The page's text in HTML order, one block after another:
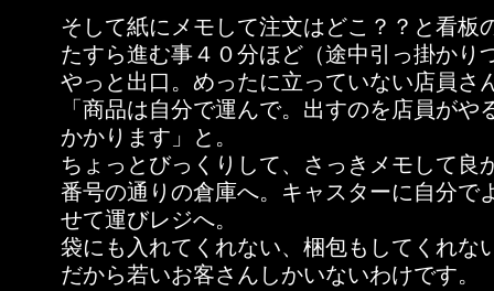
そして紙にメモして注文はどこ？？と看板
たすら進む事４０分ほど（途中引っ掛かり
やっと出口。めったに立っていない店員さ
「商品は自分で運んで。出すのを店員がや
かかります」と。
ちょっとびっくりして、さっきメモして
番号の通りの倉庫へ。キャスターに自分で
せて運びレジへ。
袋にも入れてくれない、梱包もしてくれな
だから若いお客さんしかいないわけです。